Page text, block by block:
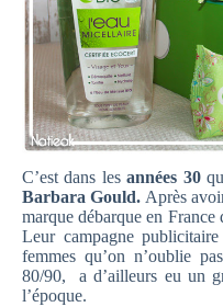
C’est dans lesannées 30
Barbara Gould. Après
marque débarque en France
Leur campagne
femmes qu’on n’oublie
80/90, a d’ailleurs eu un
l’époque.